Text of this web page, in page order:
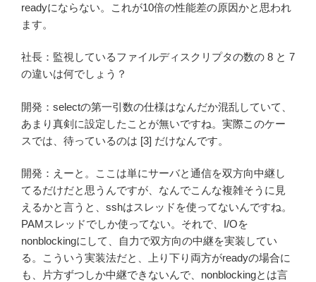
readyにならない。これが10倍の性能差の原因かと思われ
ます。
社長：監視しているファイルディスクリプタの数の 8 と 7
の違いは何でしょう？
開発：selectの第一引数の仕様はなんだか混乱していて、
あまり真剣に設定したことが無いですね。実際このケー
スでは、待っているのは [3] だけなんです。
開発：えーと。ここは単にサーバと通信を双方向中継し
てるだけだと思うんですが、なんでこんな複雑そうに見
えるかと言うと、sshはスレッドを使ってないんですね。
PAMスレッドでしか使ってない。それで、I/Oを
nonblockingにして、自力で双方向の中継を実装してい
る。こういう実装法だと、上り下り両方がreadyの場合に
も、片方ずつしか中継できないんで、nonblockingとは言